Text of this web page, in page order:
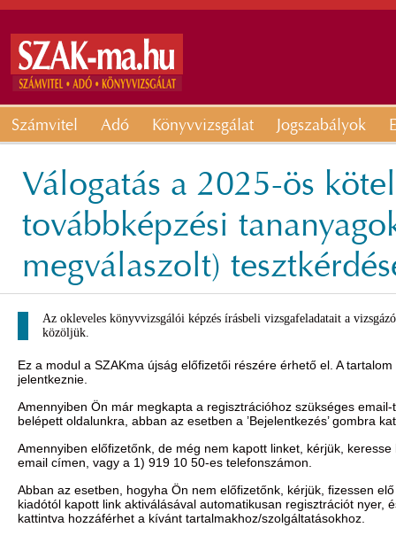
Számvitel Adó Könyvvizsgálat Jogszabályok
Válogatás a 2025-ös
továbbképzési
megválaszolt)
Az okleveles könyvvizsgálói képzés írásbeli vizsgafeladatait a
közöljük.
Ez a modul a SZAKma újság előfizetői részére érhető el. A
jelentkeznie.
Amennyiben Ön már megkapta a regisztrációhoz szükséges
belépett oldalunkra, abban az esetben a ’Bejelentkezés’ gombra
Amennyiben előfizetőnk, de még nem kapott linket, kérjük,
email címen, vagy a 1) 919 10 50-es telefonszámon.
Abban az esetben, hogyha Ön nem előfizetőnk, kérjük, fizessen
kiadótól kapott link aktiválásával automatikusan regisztrációt nyer,
kattintva hozzáférhet a kívánt tartalmakhoz/szolgáltatásokhoz.